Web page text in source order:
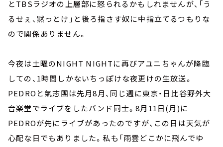
とTBSラジオの上層部に怒られるかもしれませんが、「う
るせぇ、黙っとけ」と後ろ指さす奴に中指立てるつもりな
ので関係ありません。
今夜は土曜のNIGHT NIGHTに再びアユニちゃんが降臨
しての、1時間しかないちっぽけな夜更けの生放送。
PEDROと氣志團は先月8月、同じ週に東京・日比谷野外大
音楽堂でライブをしたバンド同士。8月11日(月)に
PEDROが先にライブがあったのですが、この日は天気が
心配な日でもありました。私も「雨雲どこかに飛んでゆ